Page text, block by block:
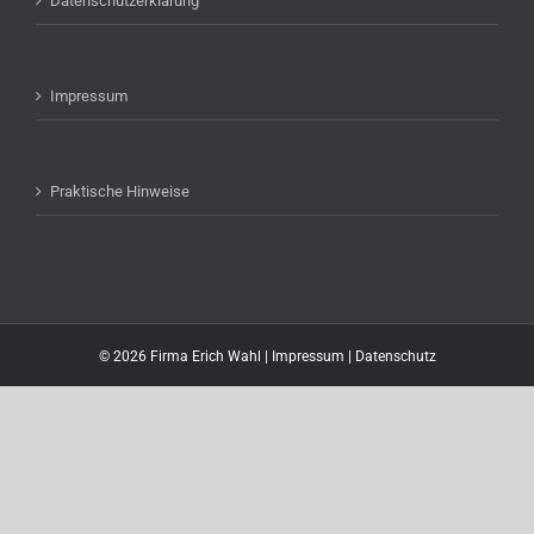
Impressum
Praktische Hinweise
© 2026 Firma Erich Wahl | Impressum Datenschutz